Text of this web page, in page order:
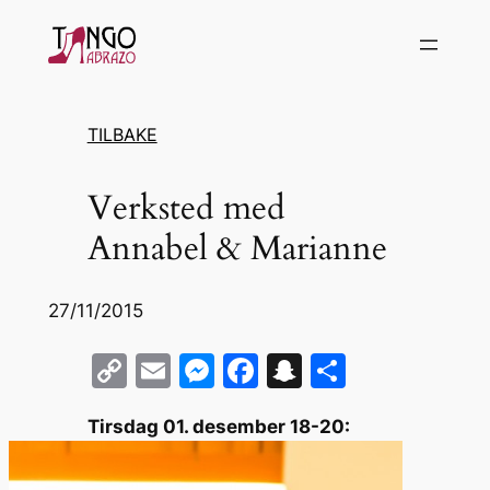
Hopp
TILBAKE
Verksted med
Annabel & Marianne
27/11/2015
C
p
y
E
ai
l
M
s
s
F
c
e
S
a
S
ar
Tirsdag 01. desember 18-20: